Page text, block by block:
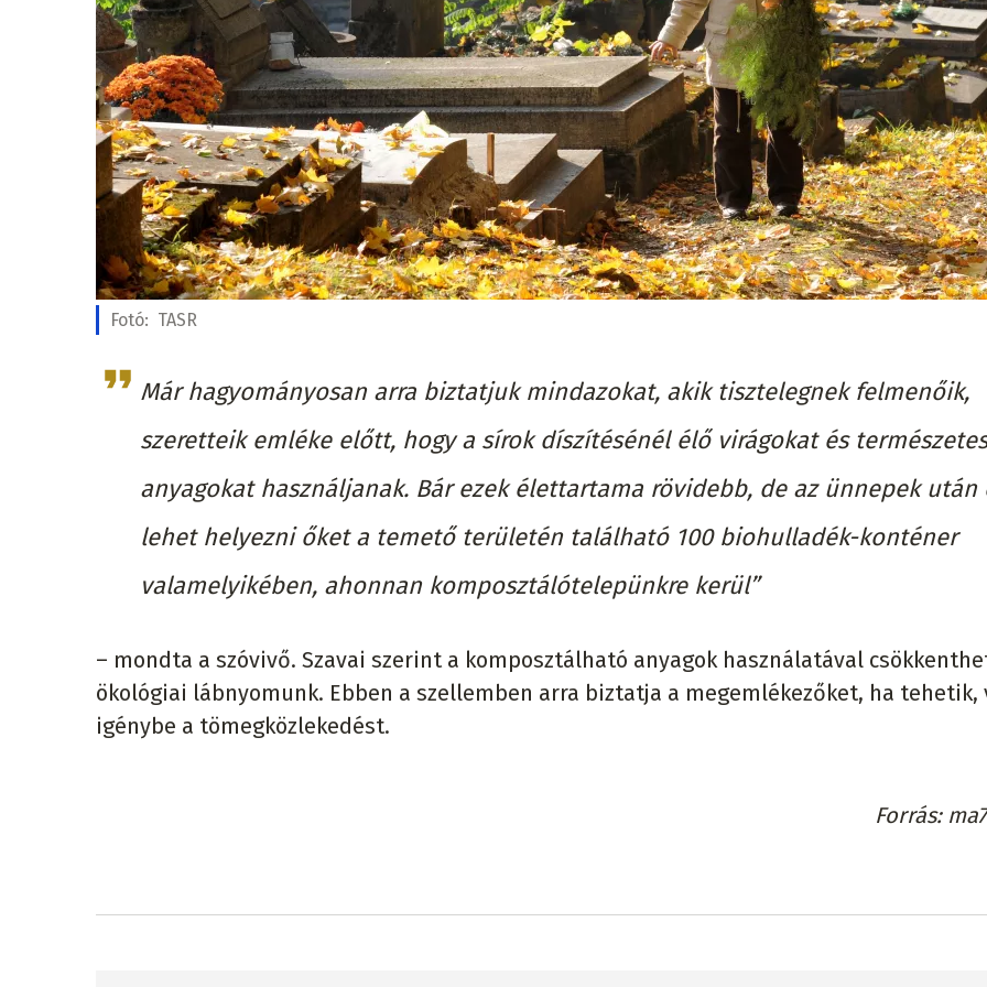
Fotó: TASR
Már hagyományosan arra biztatjuk mindazokat, akik tisztelegnek felmenőik,
szeretteik emléke előtt, hogy a sírok díszítésénél élő virágokat és természetes
anyagokat használjanak. Bár ezek élettartama rövidebb, de az ünnepek után
lehet helyezni őket a temető területén található 100 biohulladék-konténer
valamelyikében, ahonnan komposztálótelepünkre kerül”
– mondta a szóvivő. Szavai szerint a komposztálható anyagok használatával
ökológiai lábnyomunk. Ebben a szellemben arra biztatja a megemlékezőket, ha tehetik,
igénybe a tömegközlekedést.
Forrás